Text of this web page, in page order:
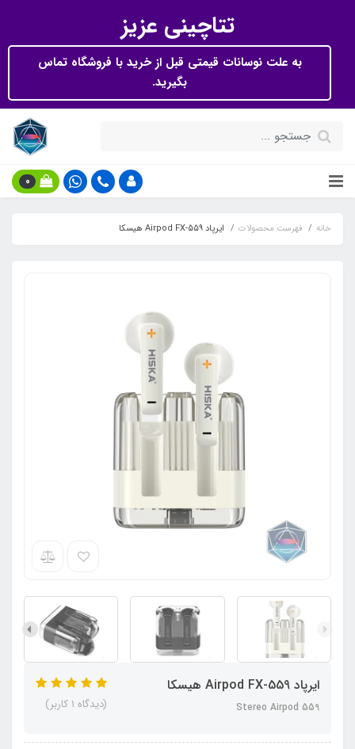
تتاچینی عزیز
به علت نوسانات قیمتی قبل از خرید با فروشگاه تماس
بگیرید.
0
خانه فهرست محصولات ایرپاد Airpod FX-559 هیسکا
ایرپاد Airpod FX-559 هیسکا
Stereo Airpod 559 (دیدگاه 1 کاربر)